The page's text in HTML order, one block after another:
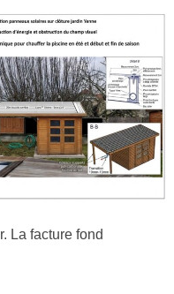
La facture fond